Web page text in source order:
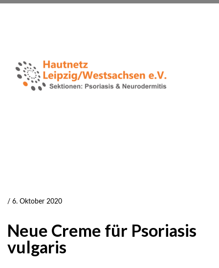
/ 6. Oktober 2020
Neue Creme für Psoriasis
vulgaris